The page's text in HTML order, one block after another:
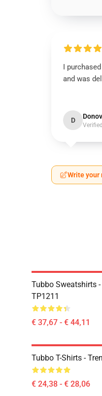
I
and was
D
Write your
Tubbo Sweatshirts
TP1211
€ 37,67 - € 44,11
Tubbo T-Shirts -
€ 24,38 - € 28,06